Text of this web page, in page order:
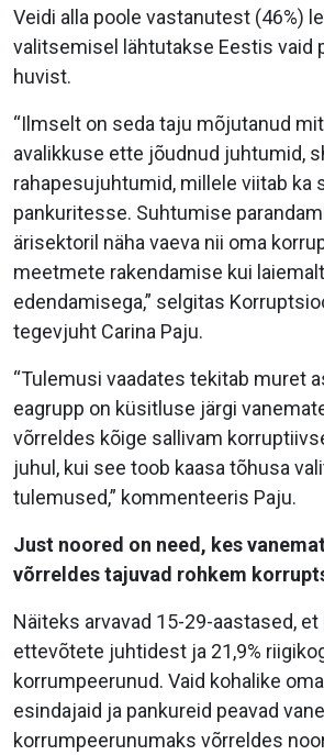
Veidi alla poole vastanutest (46%)
valitsemisel lähtutakse Eestis vaid
huvist.
“Ilmselt on seda taju mõjutanud
avalikkuse ette jõudnud juhtumid,
rahapesujuhtumid, millele viitab ka
pankuritesse. Suhtumise
ärisektoril näha vaeva nii oma
meetmete rakendamise kui
edendamisega,” selgitas
tegevjuht Carina Paju.
“Tulemusi vaadates tekitab muret
eagrupp on küsitluse järgi
võrreldes kõige sallivam
juhul, kui see toob kaasa tõhusa
tulemused,” kommenteeris Paju.
Just noored on need, kes
võrreldes tajuvad rohkem
Näiteks arvavad 15-29-aastased, et
ettevõtete juhtidest ja 21,9%
korrumpeerunud. Vaid kohalike
esindajaid ja pankureid peavad
korrumpeerunumaks võrreldes